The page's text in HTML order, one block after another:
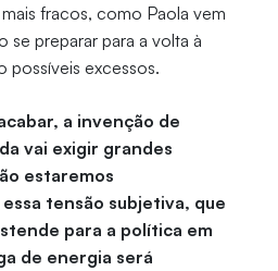
fracos, como Paola vem
se preparar para a volta à
possíveis excessos.
a invenção de
vai exigir grandes
estaremos
tensão subjetiva, que
para a política em
de energia será